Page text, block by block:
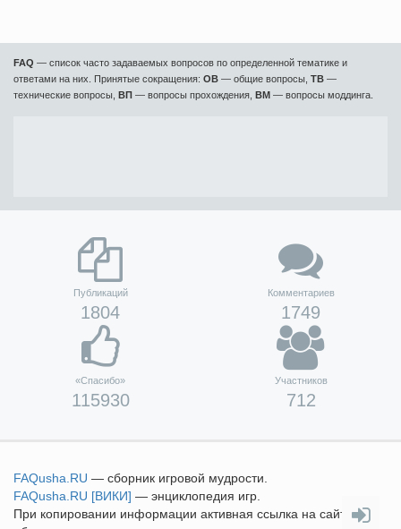
FAQ — список часто задаваемых вопросов по определенной тематике и
ответами на них. Принятые сокращения: ОВ — общие вопросы, ТВ —
технические вопросы, ВП — вопросы прохождения, ВМ — вопросы моддинга.
Публикаций
1804
Комментариев
1749
«Спасибо»
115930
Участников
712
FAQusha .RU — сборник игровой мудрости.
FAQusha .RU [ВИКИ] — энциклопедия игр.
При копировании информации активная ссылка на сайт